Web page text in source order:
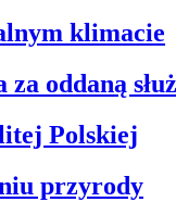
klimacie
oddaną
Polskiej
przyrody